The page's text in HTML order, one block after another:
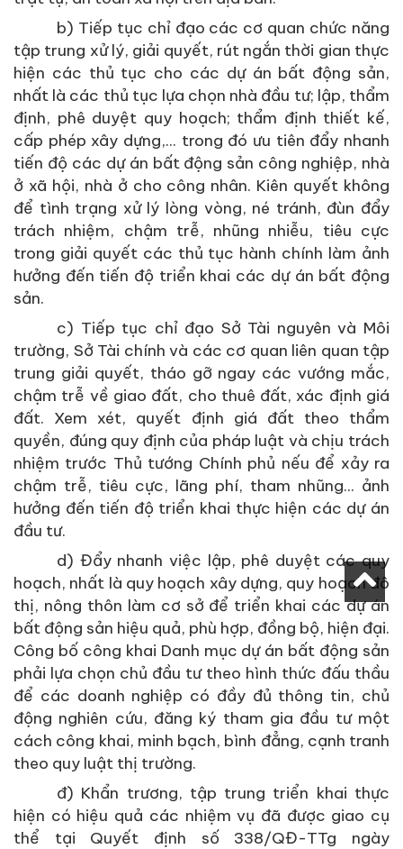
b) Tiếp tục chỉ đạo các cơ quan chức năng
tập trung xử lý, giải quyết, rút ngắn thời gian thực
hiện các thủ tục cho các dự án bất động sản,
nhất là các thủ tục lựa chọn nhà đầu tư; lập, thẩm
định, phê duyệt quy hoạch; thẩm định thiết kế,
cấp phép xây dựng,... trong đó ưu tiên đẩy nhanh
tiến độ các dự án bất động sản công nghiệp, nhà
ở xã hội, nhà ở cho công nhân. Kiên quyết không
để tình trạng xử lý lòng vòng, né tránh, đùn đẩy
trách nhiệm, chậm trễ, nhũng nhiễu, tiêu cực
trong giải quyết các thủ tục hành chính làm ảnh
hưởng đến tiến độ triển khai các dự án bất động
sản.
c) Tiếp tục chỉ đạo Sở Tài nguyên và Môi
trường, Sở Tài chính và các cơ quan liên quan tập
trung giải quyết, tháo gỡ ngay các vướng mắc,
chậm trễ về giao đất, cho thuê đất, xác định giá
đất. Xem xét, quyết định giá đất theo thẩm
quyền, đúng quy định của pháp luật và chịu trách
nhiệm trước Thủ tướng Chính phủ nếu để xảy ra
chậm trễ, tiêu cực, lãng phí, tham nhũng... ảnh
hưởng đến tiến độ triển khai thực hiện các dự án
đầu tư.
d) Đẩy nhanh việc lập, phê duyệt các quy
hoạch, nhất là quy hoạch xây dựng, quy hoạch đô
thị, nông thôn làm cơ sở để triển khai các dự án
bất động sản hiệu quả, phù hợp, đồng bộ, hiện đại.
Công bố công khai Danh mục dự án bất động sản
phải lựa chọn chủ đầu tư theo hình thức đấu thầu
để các doanh nghiệp có đầy đủ thông tin, chủ
động nghiên cứu, đăng ký tham gia đầu tư một
cách công khai, minh bạch, bình đẳng, cạnh tranh
theo quy luật thị trường.
đ) Khẩn trương, tập trung triển khai thực
hiện có hiệu quả các nhiệm vụ đã được giao cụ
thể tại Quyết định số 338/QĐ-TTg ngày